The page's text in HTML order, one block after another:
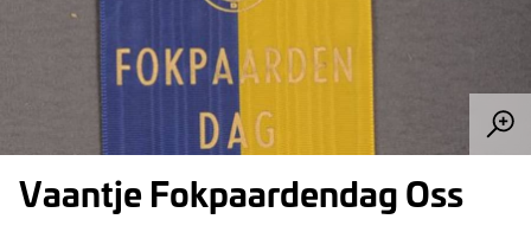
Vaantje Fokpaardendag Oss